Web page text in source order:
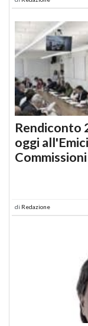
Rendiconto
oggi
Commissioni
di Redazione